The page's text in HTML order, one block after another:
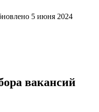
5 июня 2024
вакансий